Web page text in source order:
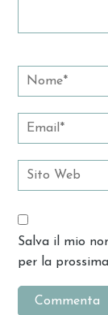
Salva il mio
per la